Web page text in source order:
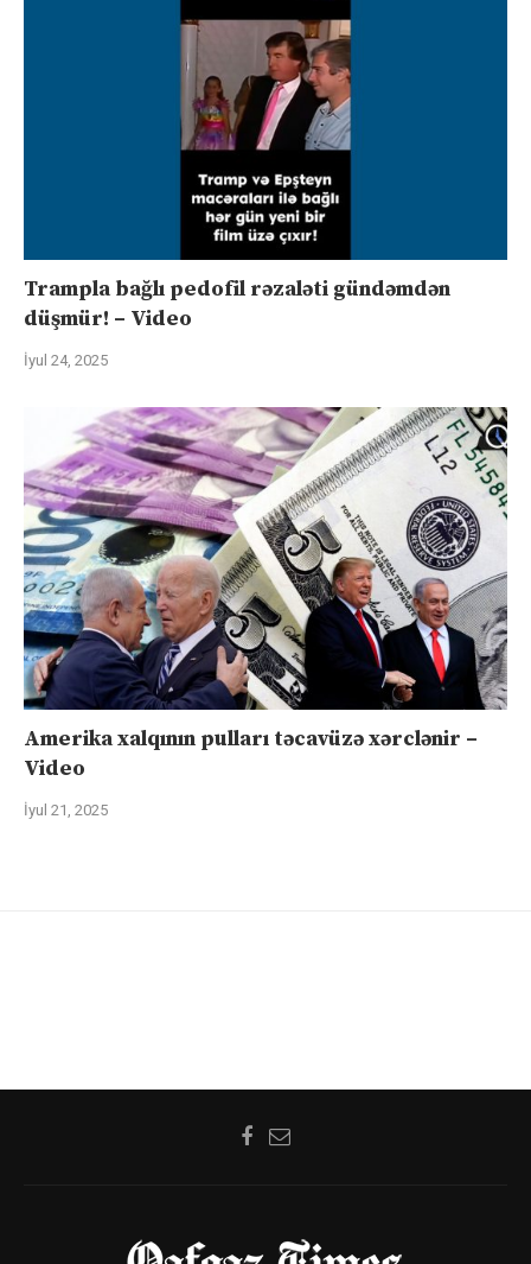
Trampla bağlı pedofil rəzaləti gündəmdən
düşmür! – Video
İyul 24, 2025
Amerika xalqının pulları təcavüzə xərclənir –
Video
İyul 21, 2025